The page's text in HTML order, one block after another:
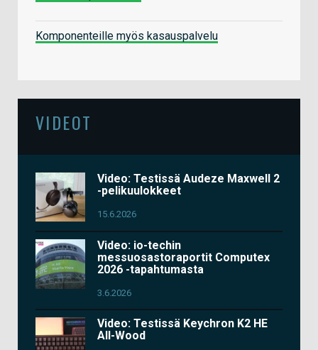
Komponenteille myös kasauspalvelu
VIDEOT
Video: Testissä Audeze Maxwell 2
-pelikuulokkeet
15.6.2026
Video: io-techin
messuosastoraportit Computex
2026 -tapahtumasta
3.6.2026
Video: Testissä Keychron K2 HE
All-Wood